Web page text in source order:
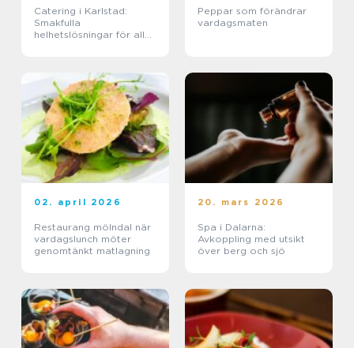
Catering i Karlstad:
Smakfulla
helhetslösningar för alla
Peppar som förändrar
vardagsmaten
02. april 2026
Restaurang mölndal när
vardagslunch möter
genomtänkt matlagning
20. mars 2026
Spa i Dalarna:
Avkoppling med utsikt
över berg och sjö